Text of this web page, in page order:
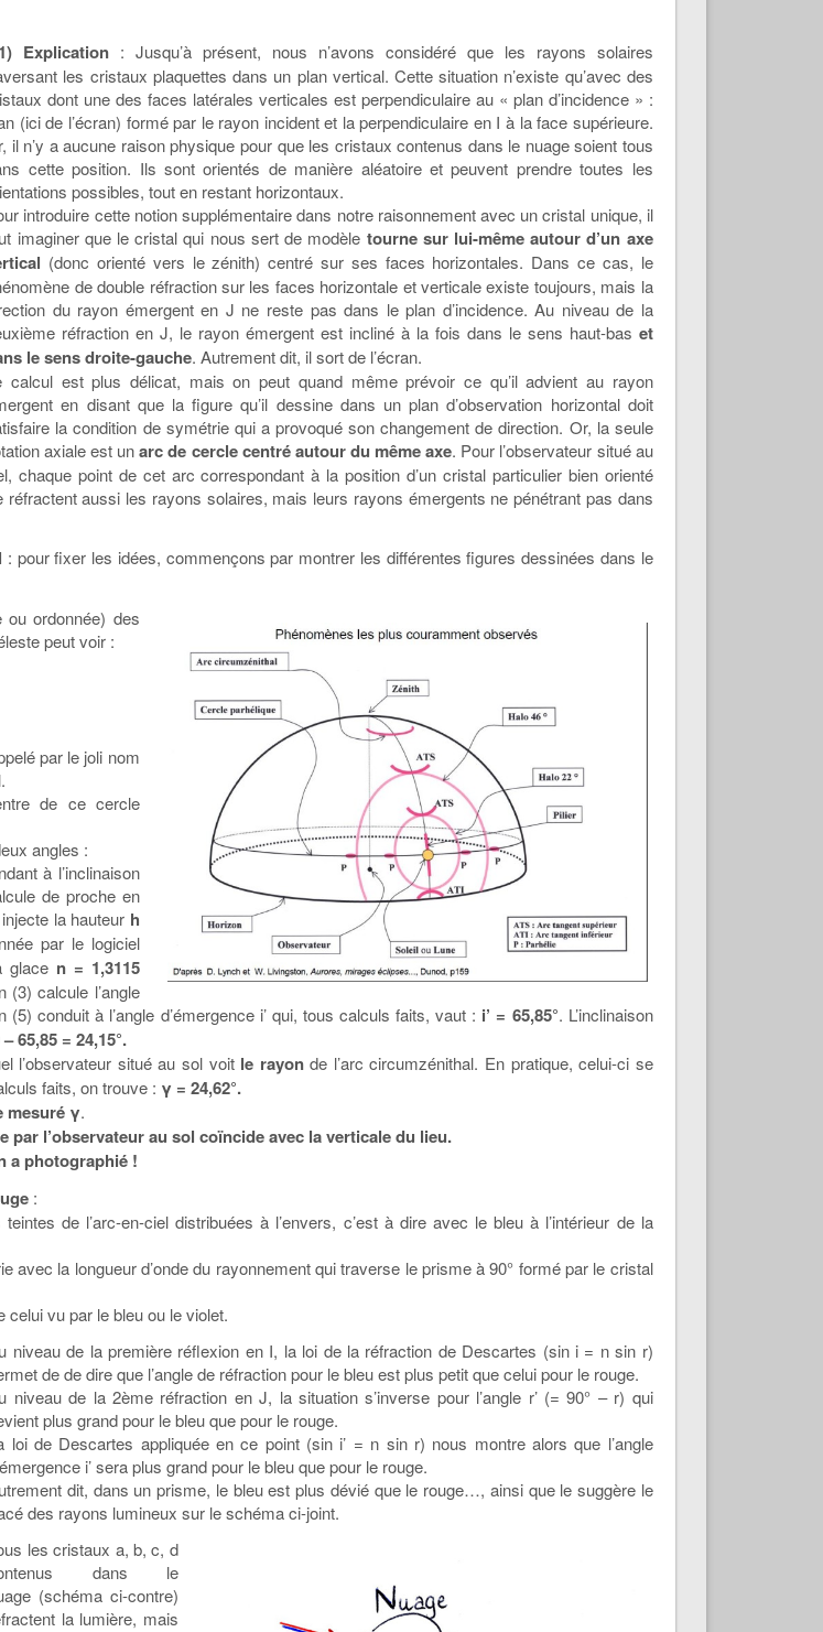
Explication : Jusqu’à présent, nous n’avons considéré que les rayons solaires
les cristaux plaquettes dans un plan vertical. Cette situation n’existe qu’avec des
dont une des faces latérales verticales est perpendiculaire au « plan d’incidence » :
(ici de l’écran) formé par le rayon incident et la perpendiculaire en I à la face supérieure.
il n’y a aucune raison physique pour que les cristaux contenus dans le nuage soient tous
cette position. Ils sont orientés de manière aléatoire et peuvent prendre toutes les
possibles, tout en restant horizontaux.
introduire cette notion supplémentaire dans notre raisonnement avec un cristal unique, il
imaginer que le cristal qui nous sert de modèle tourne sur lui-même autour d’un axe
(donc orienté vers le zénith) centré sur ses faces horizontales. Dans ce cas, le
de double réfraction sur les faces horizontale et verticale existe toujours, mais la
du rayon émergent en J ne reste pas dans le plan d’incidence. Au niveau de la
réfraction en J, le rayon émergent est incliné à la fois dans le sens haut-bas et
le sens droite-gauche. Autrement dit, il sort de l’écran.
calcul est plus délicat, mais on peut quand même prévoir ce qu’il advient au rayon
en disant que la figure qu’il dessine dans un plan d’observation horizontal doit
la condition de symétrie qui a provoqué son changement de direction. Or, la seule
axiale est unarc de cercle centré autour du même axe. Pour l’observateur situé au
point de cet arc correspondant à la position d’un cristal particulier bien orienté
aussi les rayons solaires, mais leurs rayons émergents ne pénétrant pas dans
: pour fixer les idées, commençons par montrer les différentes figures dessinées dans le
ordonnée) des
peut voir :
par le joli nom
de ce cercle
angles :
à l’inclinaison
de proche en
la hauteur h
par le logiciel
glace n = 1,3115
(3) calcule l’angle
conduit à l’angle d’émergence i’ qui, tous calculs faits, vaut : i’ = 65,85°. L’inclinaison
65,85 = 24,15°.
l’observateur situé au sol voit le rayonde l’arc circumzénithal. En pratique, celui-ci se
faits, on trouve : γ = 24,62°.
mesuré γ.
l’observateur au sol coïncide avec la verticale du lieu.
a photographié !
:
de l’arc-en-ciel distribuées à l’envers, c’est à dire avec le bleu à l’intérieur de la
avec la longueur d’onde du rayonnement qui traverse le prisme à 90° formé par le cristal
celui vu par le bleu ou le violet.
niveau de la première réflexion en I, la loi de la réfraction de Descartes (sin i = n sin r)
de de dire que l’angle de réfraction pour le bleu est plus petit que celui pour le rouge.
niveau de la 2ème réfraction en J, la situation s’inverse pour l’angle r’ (= 90° – r) qui
plus grand pour le bleu que pour le rouge.
loi de Descartes appliquée en ce point (sin i’ = n sin r) nous montre alors que l’angle
i’ sera plus grand pour le bleu que pour le rouge.
dit, dans un prisme, le bleu est plus dévié que le rouge…, ainsi que le suggère le
des rayons lumineux sur le schéma ci-joint.
les cristaux a, b, c, d
dans le
(schéma ci-contre)
la lumière, mais